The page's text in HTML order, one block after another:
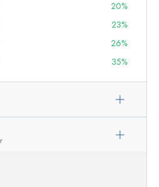
reprezentacja
20%
23%
26%
35%